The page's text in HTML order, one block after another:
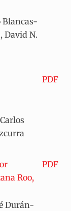
Blancas-
David N.
PDF
Roo,
PDF
Durán-